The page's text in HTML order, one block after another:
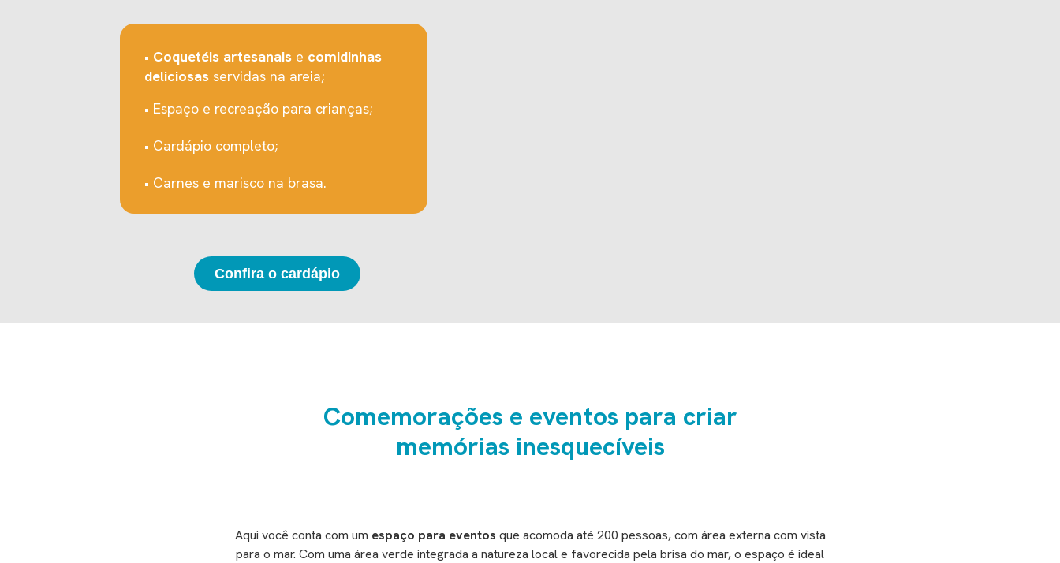
• Coquetéis artesanais e comidinhas
deliciosas servidas na areia;
• Espaço e recreação para crianças;
• Cardápio completo;
• Carnes e marisco na brasa.
Confira o cardápio
Comemorações e eventos para criar
memórias inesquecíveis
Aqui você conta com um espaço para eventos que acomoda até 200 pessoas, com área externa com vista
para o mar. Com uma área verde integrada a natureza local e favorecida pela brisa do mar, o espaço é ideal